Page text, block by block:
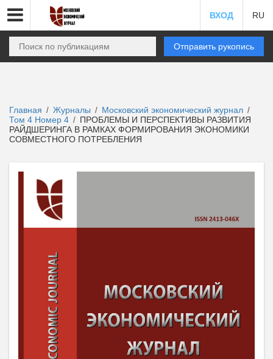
ВХОД RU
Отправить рукопись
Главная / Журналы / Московский экономический журнал /
Том 4 Номер 4 / ПРОБЛЕМЫ И ПЕРСПЕКТИВЫ РАЗВИТИЯ
РАЙДШЕРИНГА В РАМКАХ ФОРМИРОВАНИЯ ЭКОНОМИКИ
СОВМЕСТНОГО ПОТРЕБЛЕНИЯ